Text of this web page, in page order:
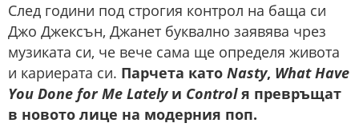
След години под строгия контрол на баща си
Джо Джексън, Джанет буквално заявява чрез
музиката си, че вече сама ще определя живота
и кариерата си. Парчета като Nasty, What Have
You Done for Me Latelyи Controlя превръщат
в новото лице на модерния поп.